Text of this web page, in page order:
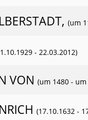
(um
- 22.03.2012)
VON (um 1480 - um
(17.10.1632 -